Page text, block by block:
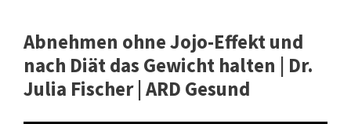
Abnehmen ohne Jojo-Effekt und
nach Diät das Gewicht halten | Dr.
Julia Fischer | ARD Gesund